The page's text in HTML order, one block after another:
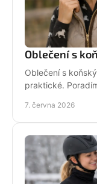
Oblečení s
Oblečení s
praktické.
7. června 2026